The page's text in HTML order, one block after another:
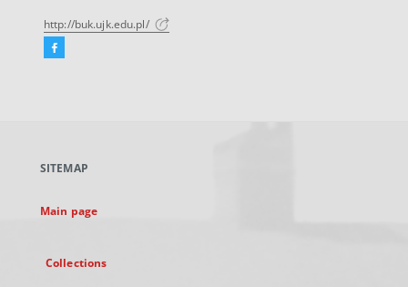
http://buk.ujk.edu.pl/
Facebook
new
SITEMAP
Main page
Collections